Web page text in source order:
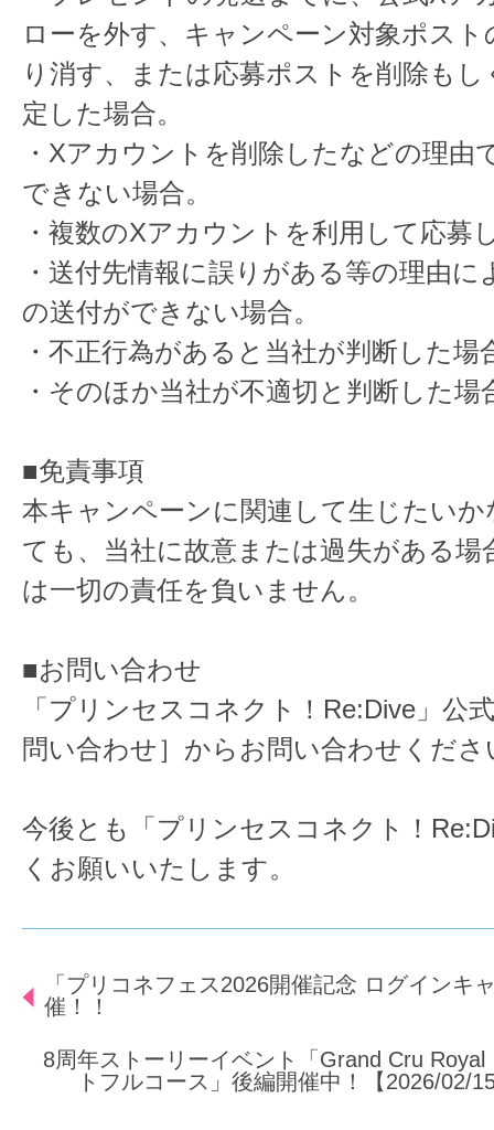
ローを外す、キャンペーン対象ポス
り消す、または応募ポストを削除も
定した場合。
・Xアカウントを削除したなどの理由
できない場合。
・複数のXアカウントを利用して応募
・送付先情報に誤りがある等の理由
の送付ができない場合。
・不正行為があると当社が判断した場
・そのほか当社が不適切と判断した場
■免責事項
本キャンペーンに関連して生じたい
ても、当社に故意または過失がある場
は一切の責任を負いません。
■お問い合わせ
「プリンセスコネクト！Re:Dive」公
問い合わせ］からお問い合わせくださ
今後とも「プリンセスコネクト！
くお願いいたします。
「プリコネフェス2026開催記念 ログインキ
催！！
8周年ストーリーイベント「Grand Cru
トフルコース」後編開催中！【2026/02/